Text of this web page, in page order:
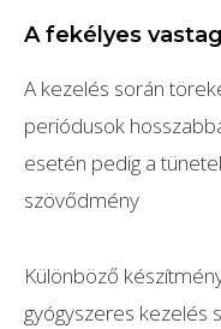
A fekélyes
A kezelés során
periódusok
esetén pedig a
szövődmény
Különböző
gyógyszeres kezelés